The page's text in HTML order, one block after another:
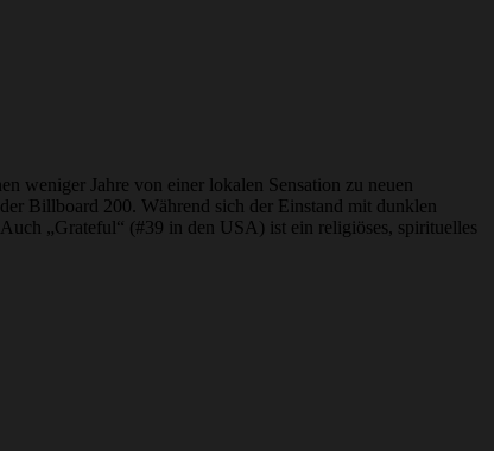
weniger Jahre von einer lokalen Sensation zu neuen
Billboard 200. Während sich der Einstand mit dunklen
„Grateful“ (#39 in den USA) ist ein religiöses, spirituelles